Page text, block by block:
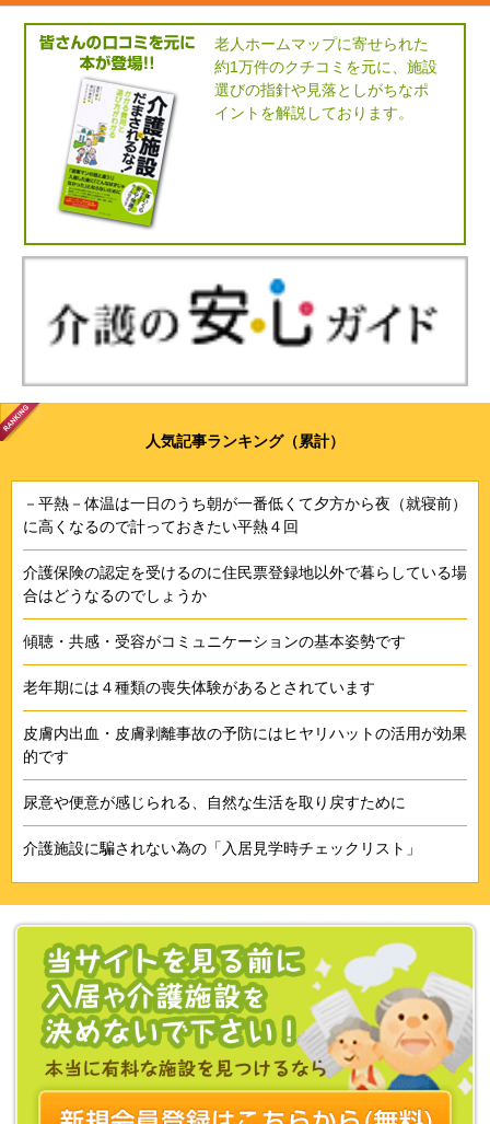
老人ホームマップに寄せられた
約1万件のクチコミを元に、施設
選びの指針や見落としがちなポ
イントを解説しております。
人気記事ランキング（累計）
－平熱－体温は一日のうち朝が一番低くて夕方から夜（就寝前）
に高くなるので計っておきたい平熱４回
介護保険の認定を受けるのに住民票登録地以外で暮らしている場
合はどうなるのでしょうか
傾聴・共感・受容がコミュニケーションの基本姿勢です
老年期には４種類の喪失体験があるとされています
皮膚内出血・皮膚剥離事故の予防にはヒヤリハットの活用が効果
的です
尿意や便意が感じられる、自然な生活を取り戻すために
介護施設に騙されない為の「入居見学時チェックリスト」